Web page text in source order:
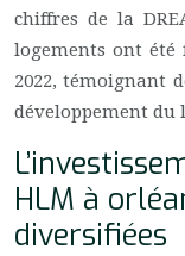
chiffres de la
logements ont été
2022, témoignant
développement du
HLM à
diversifiées